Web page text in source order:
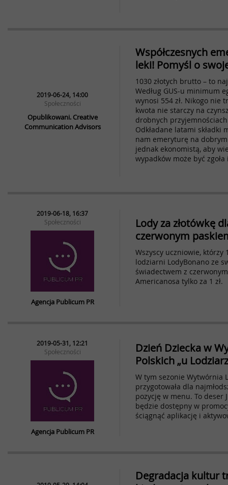
2019-06-24, 14:00
Społeczności
Opublikowani. Creative
Communication Advisors
Współczesnych
leki! Pomyśl o
1030 złotych brutto – to
Według GUS-u minimum
wynosi 554 zł. Nikogo nie
kwota nie starczy na
drobnych
Odkładane latami składki
nam emeryturę na
jednak ekonomistą, aby
wypadków może być zgoła
2019-06-18, 16:37
Społeczności
Agencja Publicum PR
Lody za złotówkę
czerwonym
Wszyscy uczniowie, którzy
lodziarni LodyBonano ze
świadectwem z
Americanosa tylko za 1 zł.
2019-05-31, 12:21
Społeczności
Agencja Publicum PR
Dzień Dziecka w
Polskich „u
W tym sezonie Wytwórnia
przygotowała dla
pozycję w menu. To deser
będzie dostępny w
ściągnąć aplikację i
Degradacja kultur